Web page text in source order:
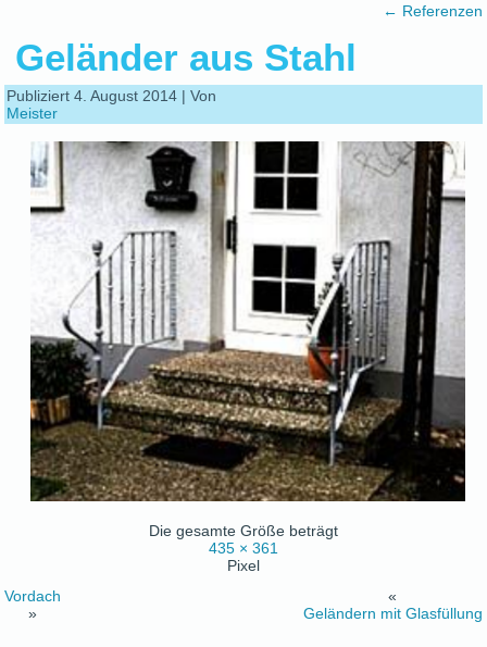
← Referenzen
Geländer aus Stahl
Publiziert 4. August 2014 |Von
Meister
Die gesamte Größe beträgt
435 × 361
Pixel
Vordach
»
«
Geländern mit Glasfüllung